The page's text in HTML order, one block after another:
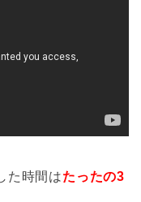
た時間はたったの3